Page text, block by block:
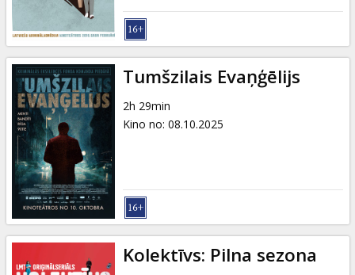
Uzkodas
B2B
Kino
Klubs
Tumšzilais Evaņģēlijs
2h 29min
Kino no: 08.10.2025
Kolektīvs: Pilna sezona